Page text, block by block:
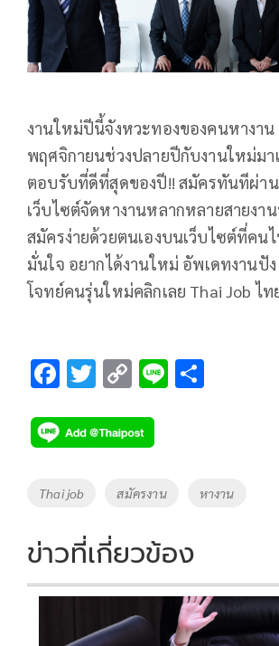
งานใหม่ปีนี้จังหวะทองของคนหางาน
พฤศจิกายนช่วงปลายปีกับงานใหม่มา
ตอบรับที่ดีที่สุดของปี!! สมัครทันทีผ่าน
เว็บไซต์จัดหางานหลากหลายสายงา
สมัครง่ายด้วยตนเองบนเว็บไซต์ที่คน
มั่นใจ อยากได้งานใหม่ อัพเดทงานปั
โจทย์คนรุ่นใหม่คลิกเลย Thai Job ไ
F
e
b
o
k
T
tt
er
C
p
y
Li
k
Li
Tags
Thai job สมัครงาน หางาน
ข่าวที่เกี่ยวข้อง